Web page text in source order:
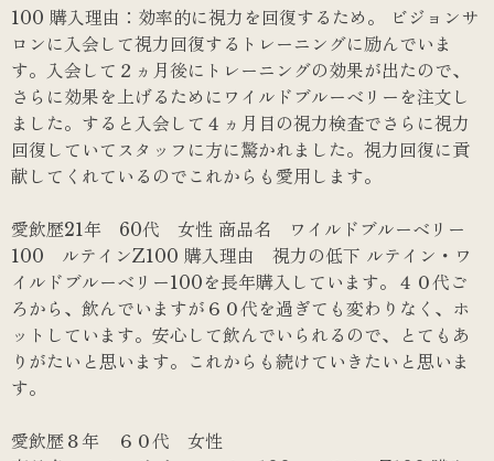
100 購入理由：効率的に視力を回復するため。 ビジョンサ
ロンに入会して視力回復するトレーニングに励んでいま
す。入会して２ヵ月後にトレーニングの効果が出たので、
さらに効果を上げるためにワイルドブルーベリーを注文し
ました。すると入会して４ヵ月目の視力検査でさらに視力
回復していてスタッフに方に驚かれました。視力回復に貢
献してくれているのでこれからも愛用します。
愛飲歴21年 60代 女性 商品名 ワイルドブルーベリー
100 ルテインZ100 購入理由 視力の低下 ルテイン・ワ
イルドブルーベリー100を長年購入しています。４０代ご
ろから、飲んでいますが６０代を過ぎても変わりなく、ホ
ットしています。安心して飲んでいられるので、とてもあ
りがたいと思います。これからも続けていきたいと思いま
す。
愛飲歴８年 ６０代 女性